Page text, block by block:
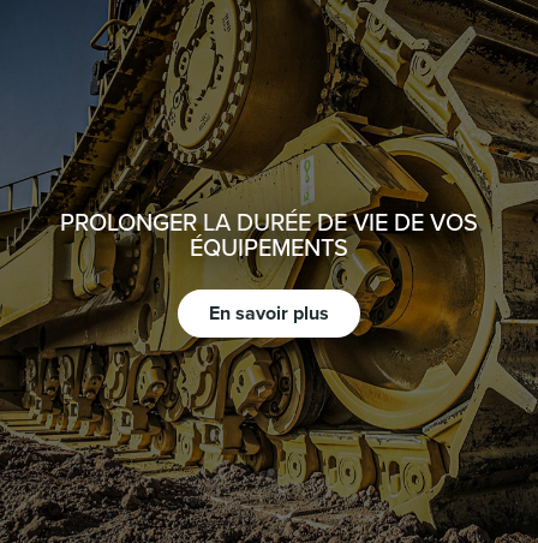
PROLONGER LA DURÉE DE VIE DE VOS
ÉQUIPEMENTS
En savoir plus